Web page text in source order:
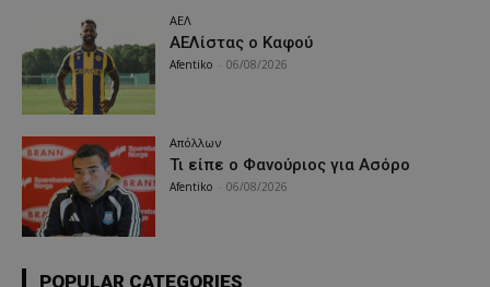
ΑΕΛ
ΑΕΛίστας ο Καφού
Afentiko 06/08/2026
Απόλλων
Τι είπε ο Φανούριος για Ασόρο
Afentiko 06/08/2026
POPULAR CATEGORIES